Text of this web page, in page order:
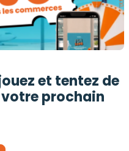
et tentez de
prochain